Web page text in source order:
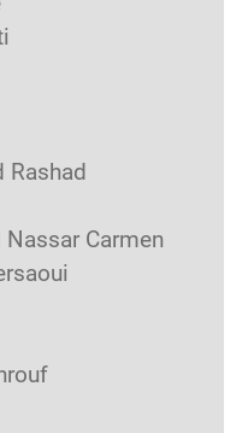
Rashad
Carmen